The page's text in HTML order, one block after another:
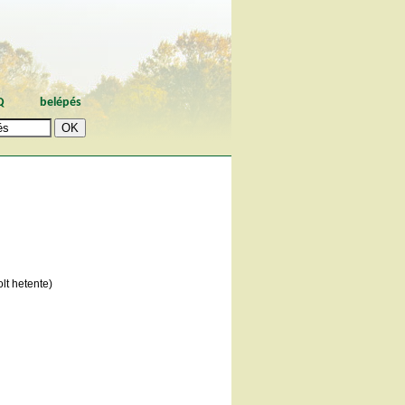
belépés
hetente)